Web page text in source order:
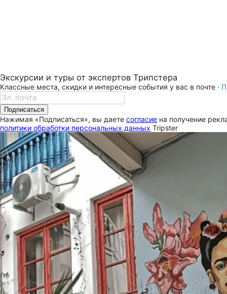
Экскурсии и туры от экспертов Трипстера
Классные места, скидки и интересные события у вас в почте ·
Подписаться
Нажимая «Подписаться», вы даете согласие на получение
политики обработки персональных данных Tripster